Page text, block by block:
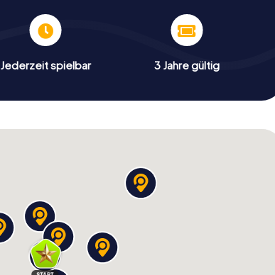
Jederzeit spielbar 3 Jahre gültig